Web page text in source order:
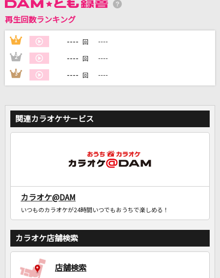
DAMに会員登録・ログインして
家族や友達と一緒に！練習にも！
再生回数ランキング
1 ---- 回 ----
2 ---- 回 ----
3 ---- 回 ----
関連カラオケサービス
カラオケ@DAM
いつものカラオケが24時間いつでもおうちで楽しめる！
カラオケ店舗検索
店舗検索